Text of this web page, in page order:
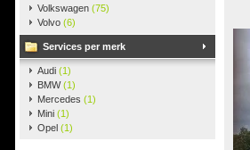
Volkswagen (75)
Volvo (6)
Services per merk
Audi (1)
BMW(1)
Mercedes (1)
Mini (1)
Opel (1)